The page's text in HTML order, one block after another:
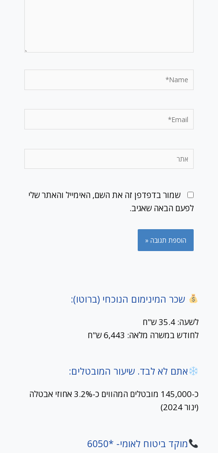
Name*
Email*
אתר
שמור בדפדפן זה את השם, האימייל והאתר שלי
לפעם הבאה שאגיב.
שכר המינימום הנוכחי (ברוטו):
לשעה: 35.4 ש"ח
לחודש במשרה מלאה: 6,443 ש"ח
אתם לא לבד. שיעור המובטלים:
כ-145,000 מובטלים המהווים כ-3.2% אחוזי אבטלה
(ינור 2024)
מוקד ביטוח לאומי- *6050